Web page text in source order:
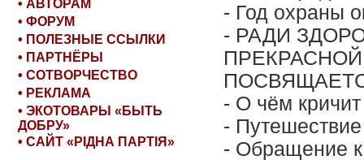
• АВТОРАМ
• ФОРУМ
• ПОЛЕЗНЫЕ ССЫЛКИ
• ПАРТНЁРЫ
• СОТВОРЧЕСТВО
• РЕКЛАМА
• ЭКОТОВАРЫ «БЫТЬ
ДОБРУ»
• САЙТ «РІДНА ПАРТІЯ»
- Год охраны
- РАДИ
- О чём
-
- Обращение